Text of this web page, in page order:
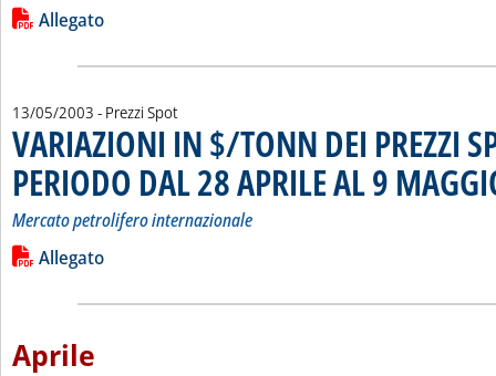
Leggi tutta la notizia: 'VARIAZIONI IN $/TONN DEI PREZZI
Lista allegati PDF alla notizia
Allegato
13/05/2003 - Prezzi Spot
VARIAZIONI IN $/TONN DEI PREZZI
PERIODO DAL 28 APRILE AL 9
Mercato petrolifero internazionale
Leggi tutta la notizia: 'VARIAZIONI IN $/TONN DEI PREZZI
Lista allegati PDF alla notizia
Allegato
Aprile